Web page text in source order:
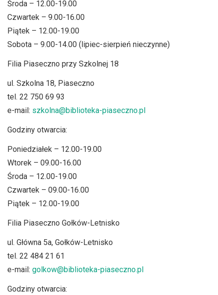
Środa – 12.00-19.00
Czwartek – 9.00-16.00
Piątek – 12.00-19.00
Sobota – 9.00-14.00 (lipiec-sierpień nieczynne)
Filia Piaseczno przy Szkolnej 18
ul. Szkolna 18, Piaseczno
tel. 22 750 69 93
e-mail: szkolna@biblioteka-piaseczno.pl
Godziny otwarcia:
Poniedziałek – 12.00-19.00
Wtorek – 09.00-16.00
Środa – 12.00-19.00
Czwartek – 09.00-16.00
Piątek – 12.00-19.00
Filia Piaseczno Gołków-Letnisko
ul. Główna 5a, Gołków-Letnisko
tel. 22 484 21 61
e-mail: golkow@biblioteka-piaseczno.pl
Godziny otwarcia: